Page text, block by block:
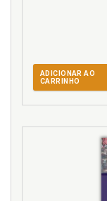
Teoria
normativa
Unger.
ADICIONAR AO
CARRINHO